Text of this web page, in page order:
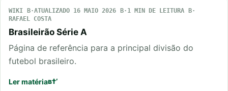
WIKI ATUALIZADO 16 MAIO 2026
1 MIN DE LEITURA
RAFAEL COSTA
Brasileirão Série A
Página de referência para a principal divisão do
futebol brasileiro.
Ler matéria